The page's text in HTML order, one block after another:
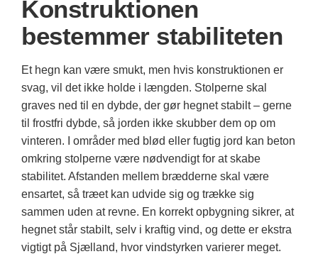
Konstruktionen
bestemmer stabiliteten
Et hegn kan være smukt, men hvis konstruktionen er
svag, vil det ikke holde i længden. Stolperne skal
graves ned til en dybde, der gør hegnet stabilt – gerne
til frostfri dybde, så jorden ikke skubber dem op om
vinteren. I områder med blød eller fugtig jord kan beton
omkring stolperne være nødvendigt for at skabe
stabilitet. Afstanden mellem brædderne skal være
ensartet, så træet kan udvide sig og trække sig
sammen uden at revne. En korrekt opbygning sikrer, at
hegnet står stabilt, selv i kraftig vind, og dette er ekstra
vigtigt på Sjælland, hvor vindstyrken varierer meget.